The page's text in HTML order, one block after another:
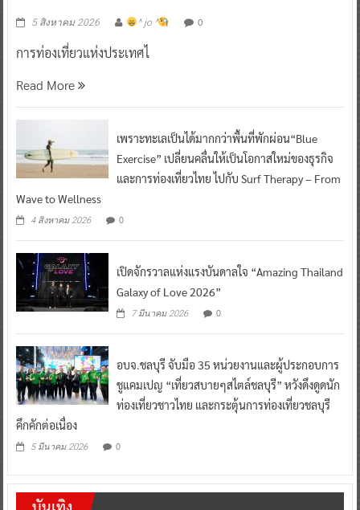
5 สิงหาคม 2026 ^ jo ^ 0
การท่องเที่ยวแห่งประเทศไ
Read More
เพราะทะเลเป็นได้มากกว่าพื้นที่พักผ่อน“Blue
Exercise” เปลี่ยนคลื่นให้เป็นโอกาสใหม่ของธุรกิจ
และการท่องเที่ยวไทย ไปกับ Surf Therapy – From
Wave to Wellness
4 สิงหาคม 2026 0
เปิดจักรวาลแห่งแรงบันดาลใจ “Amazing Thailand
Galaxy of Love 2026”
7 มีนาคม 2026 0
อบจ.ชลบุรี จับมือ 35 หน่วยงานและผู้ประกอบการ
ชูแคมเปญ “เที่ยวสบายๆสไตล์ชลบุรี” หวังดึงดูดนัก
ท่องเที่ยวชาวไทย และกระตุ้นการท่องเที่ยวชลบุรี
คึกคักต่อเนื่อง
5 มีนาคม 2026 0